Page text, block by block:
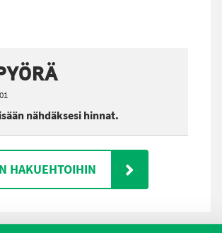
nähdäksesi hinnat.
HAKUEHTOIHIN